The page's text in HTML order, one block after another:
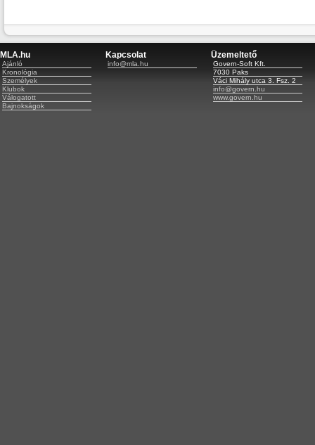
MLA.hu
Ajánló
Kronológia
Személyek
Klubok
Válogatott
Bajnokságok
Kapcsolat
info@mla.hu
Üzemeltető
Govern-Soft Kft.
7030 Paks
Váci Mihály utca 3. Fsz. 2
info@govern.hu
www.govern.hu